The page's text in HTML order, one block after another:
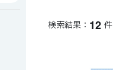
12 件